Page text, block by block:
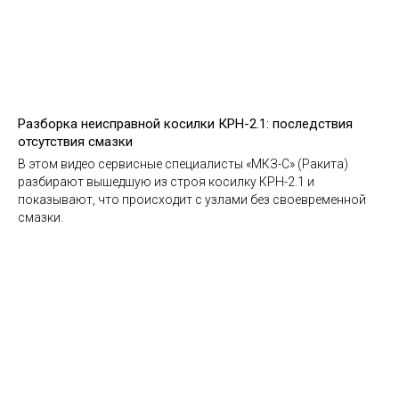
Разборка неисправной косилки КРН-2.1: последствия
отсутствия смазки
В этом видео сервисные специалисты «МКЗ-С» (Ракита)
разбирают вышедшую из строя косилку КРН-2.1 и
показывают, что происходит с узлами без своевременной
смазки.